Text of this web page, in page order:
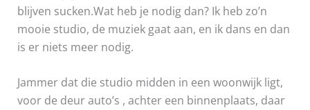
blijven sucken.Wat heb je nodig dan? Ik heb zo’n
mooie studio, de muziek gaat aan, en ik dans en dan
is er niets meer nodig.
Jammer dat die studio midden in een woonwijk ligt,
voor de deur auto’s , achter een binnenplaats, daar